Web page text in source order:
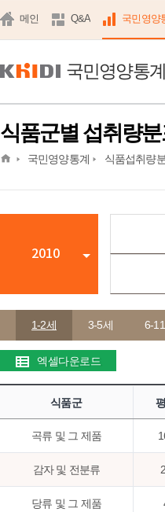
메인 Q&A 국민영양
국민영양통계
식품군별 섭취량
home국민영양통계 식품섭취량
2010
1-2세 3-5세 6-
엑셀다운로드
식품군
곡류 및 그 제품
감자 및 전분류
당류 및 그 제품